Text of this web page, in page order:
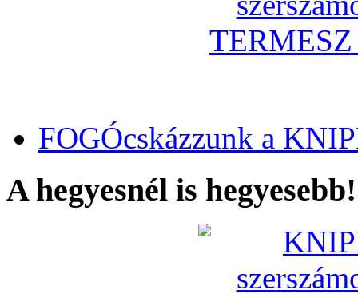
FOGÓcskázzunk a
A hegyesnél is hegyesebb!